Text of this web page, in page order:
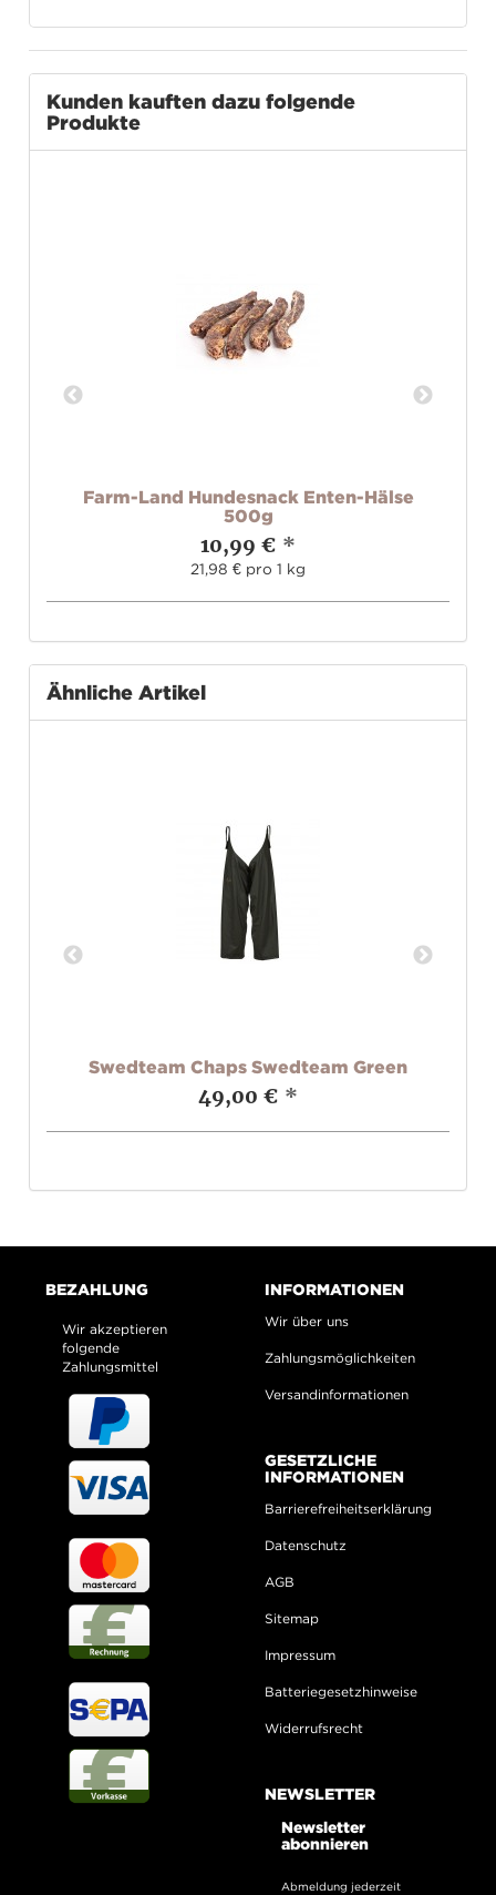
Kunden kauften dazu folgende
Produkte
Farm-Land Hundesnack Enten-Hälse
500g
10,99 € *
21,98 € pro 1 kg
Ähnliche Artikel
Swedteam Chaps Swedteam Green
49,00 € *
BEZAHLUNG
Wir akzeptieren
folgende
Zahlungsmittel
INFORMATIONEN
Wir über uns
Zahlungsmöglichkeiten
Versandinformationen
GESETZLICHE
INFORMATIONEN
Barrierefreiheitserklärung
Datenschutz
AGB
Sitemap
Impressum
Batteriegesetzhinweise
Widerrufsrecht
NEWSLETTER
Newsletter
abonnieren
Abmeldung jederzeit